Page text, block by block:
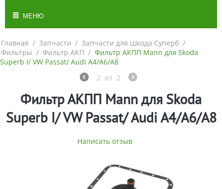
МЕНЮ
Главная / Запчасти / Запчасти для Шкода Суперб /
Фильтры / Фильтр АКП / Фильтр АКПП Mann для Skoda
Superb I/ VW Passat/ Audi A4/A6/A8
2 из 2
Фильтр АКПП Mann для Skoda
Superb I/ VW Passat/ Audi A4/A6/A8
Написать отзыв